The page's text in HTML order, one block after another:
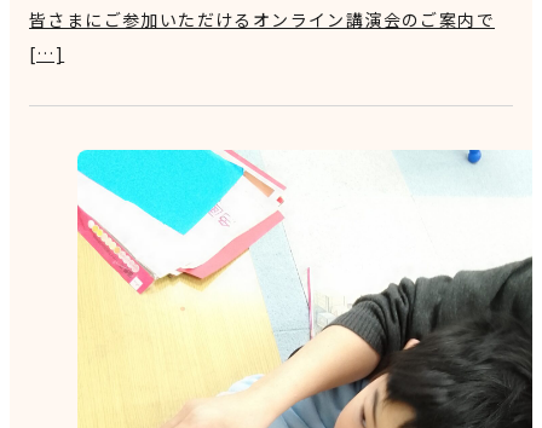
皆さまにご参加いただけるオンライン講演会のご案内で
[…]